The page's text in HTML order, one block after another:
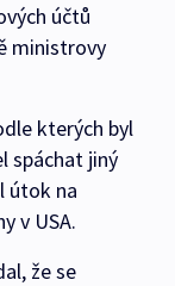
účtů
ministrovy
kterých byl
spáchat jiný
útok na
v USA.
že se